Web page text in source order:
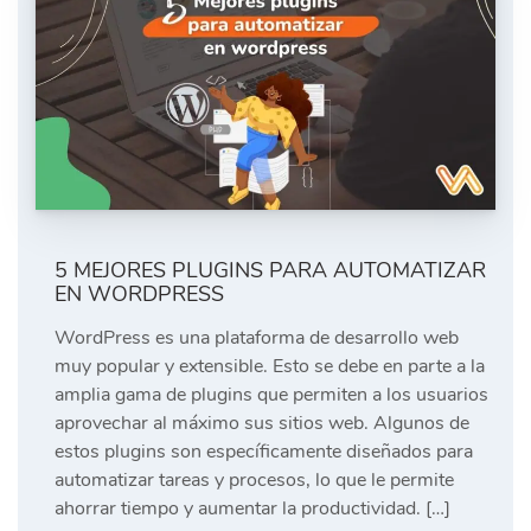
5 MEJORES PLUGINS PARA AUTOMATIZAR
EN WORDPRESS
WordPress es una plataforma de desarrollo web
muy popular y extensible. Esto se debe en parte a la
amplia gama de plugins que permiten a los usuarios
aprovechar al máximo sus sitios web. Algunos de
estos plugins son específicamente diseñados para
automatizar tareas y procesos, lo que le permite
ahorrar tiempo y aumentar la productividad. […]